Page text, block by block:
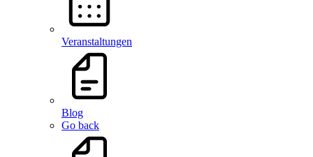
Veranstaltungen
Blog
Go back